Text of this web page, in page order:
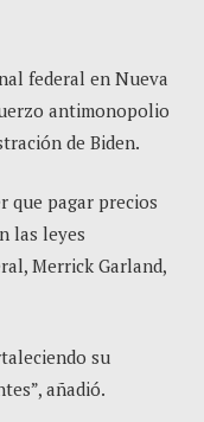
federal en Nueva
antimonopolio
de Biden.
que pagar precios
las leyes
Merrick Garland,
su
añadió.